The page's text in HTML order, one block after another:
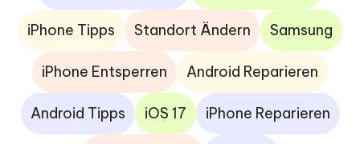
iPhone Tipps Standort Ändern Samsung
iPhone Entsperren Android Reparieren
Android Tipps iOS 17 iPhone Reparieren